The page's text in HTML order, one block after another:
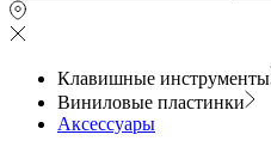
Клавишные инструменты
Виниловые пластинки
Аксессуары